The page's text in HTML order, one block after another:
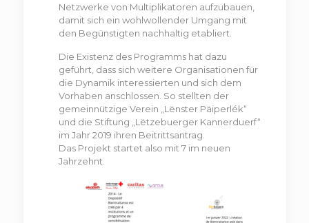
Netzwerke von Multiplikatoren aufzubauen,
damit sich ein wohlwollender Umgang mit
den Begünstigten nachhaltig etabliert.
Die Existenz des Programms hat dazu
geführt, dass sich weitere Organisationen für
die Dynamik interessierten und sich dem
Vorhaben anschlossen. So stellten der
gemeinnützige Verein „Lënster Päiperlék“
und die Stiftung „Lëtzebuerger Kannerduerf“
im Jahr 2019 ihren Beitrittsantrag.
Das Projekt startet also mit 7 im neuen
Jahrzehnt.